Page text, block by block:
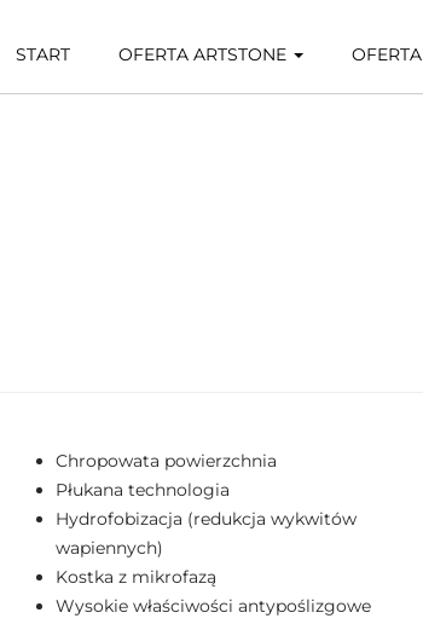
START OFERTA ARTSTONE OFERTA
Chropowata powierzchnia
Płukana technologia
Hydrofobizacja (redukcja wykwitów
wapiennych)
Kostka z mikrofazą
Wysokie właściwości antypoślizgowe